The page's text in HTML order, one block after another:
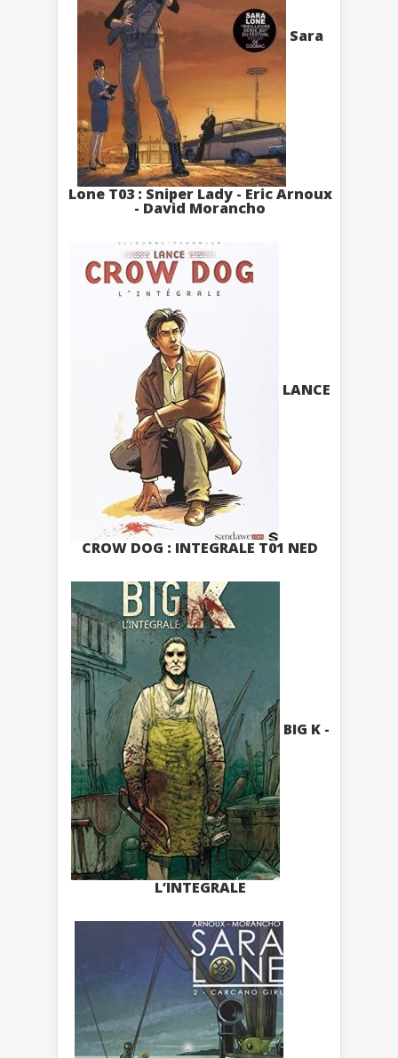
Sara
Lone T03 : Sniper Lady - Eric Arnoux
- David Morancho
LANCE
CROW DOG : INTEGRALE T01 NED
BIG K -
L’INTEGRALE